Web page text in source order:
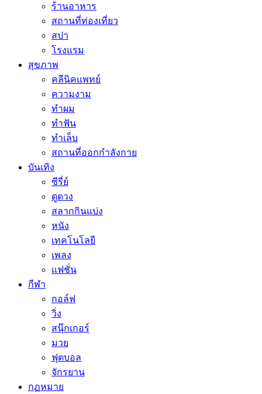
ร้านอาหาร
สถานที่ท่องเที่ยว
สปา
โรงแรม
สุขภาพ
คลีนิคแพทย์
ความงาม
ทำผม
ทำฟัน
ทำเล็บ
สถานที่ออกกำลังกาย
บันเทิง
ซีรี่ย์
ดูดวง
สลากกินแบ่ง
หนัง
เทคโนโลยี
เพลง
แฟชั่น
กีฬา
กอล์ฟ
วิ่ง
สนุ๊กเกอร์
มวย
ฟุตบอล
จักรยาน
กฏหมาย